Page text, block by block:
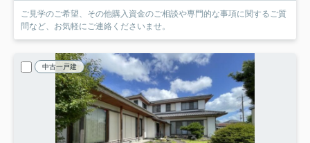
ご見学のご希望、その他購入資金のご相談や専門的な事項に関するご質
問など、お気軽にご連絡くださいませ。
中古一戸建